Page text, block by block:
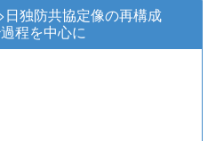
日独防共協定像の再構成
程を中心に